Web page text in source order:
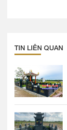
TIN LIÊN QUAN